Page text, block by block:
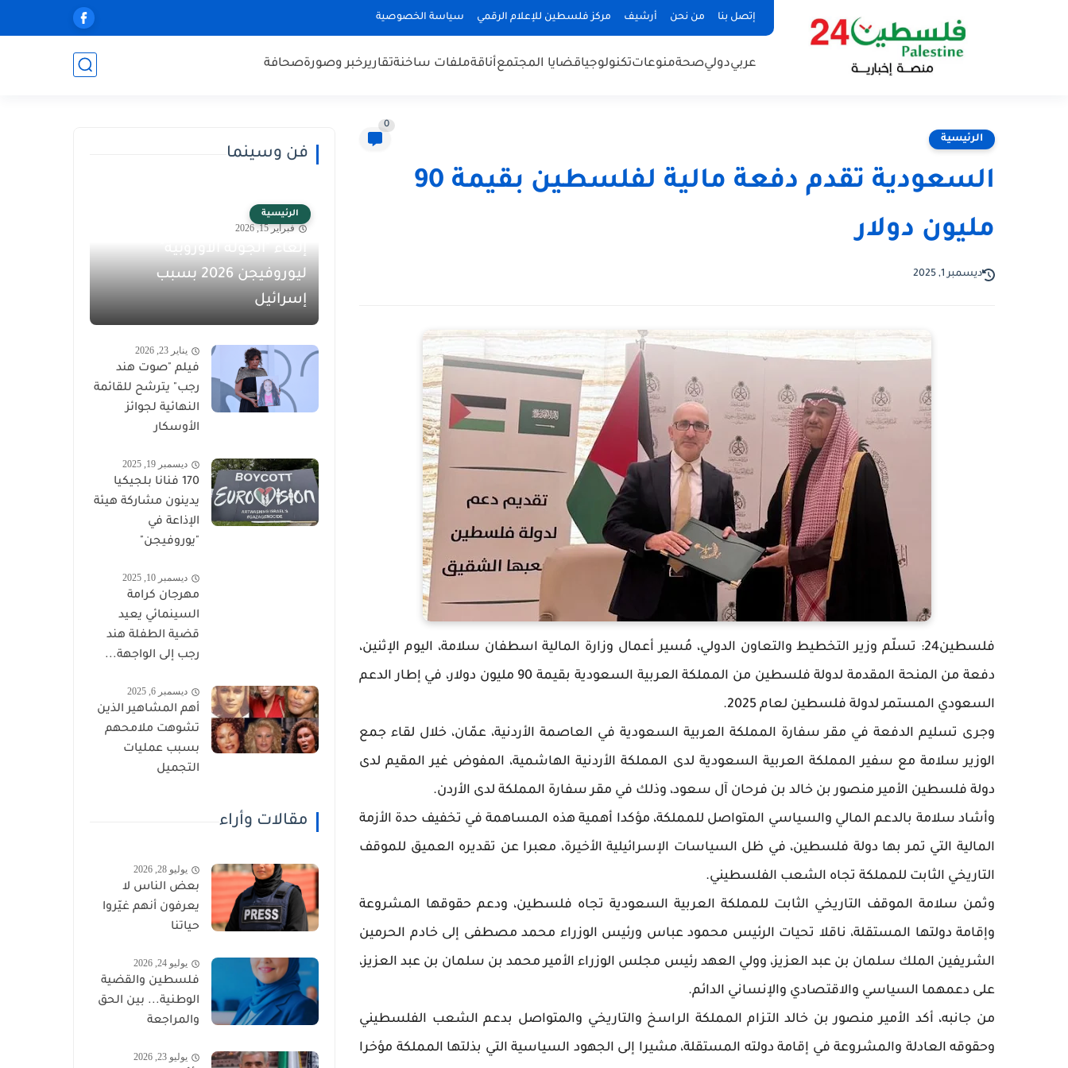
إتصل بنا من نحن أرشيف مركز فلسطين للإعلام الرقمي سياسة الخصوصية
عربيدوليصحةمنوعاتتكنولوجياقضايا المجتمعأناقةملفات ساخنةتقاريرخبر وصورةصحافة
الرئيسية
0
السعودية تقدم دفعة مالية لفلسطين بقيمة 90
مليون دولار
ديسمبر 1, 2025
فلسطين24: تسلّم وزير التخطيط والتعاون الدولي، مُسير أعمال وزارة المالية اسطفان سلامة، اليوم الإثنين،
دفعة من المنحة المقدمة لدولة فلسطين من المملكة العربية السعودية بقيمة 90 مليون دولار، في إطار الدعم
السعودي المستمر لدولة فلسطين لعام 2025.
وجرى تسليم الدفعة في مقر سفارة المملكة العربية السعودية في العاصمة الأردنية، عمّان، خلال لقاء جمع
الوزير سلامة مع سفير المملكة العربية السعودية لدى المملكة الأردنية الهاشمية، المفوض غير المقيم لدى
دولة فلسطين الأمير منصور بن خالد بن فرحان آل سعود، وذلك في مقر سفارة المملكة لدى الأردن.
وأشاد سلامة بالدعم المالي والسياسي المتواصل للمملكة، مؤكدا أهمية هذه المساهمة في تخفيف حدة الأزمة
المالية التي تمر بها دولة فلسطين، في ظل السياسات الإسرائيلية الأخيرة، معبرا عن تقديره العميق للموقف
التاريخي الثابت للمملكة تجاه الشعب الفلسطيني.
وثمن سلامة الموقف التاريخي الثابت للمملكة العربية السعودية تجاه فلسطين، ودعم حقوقها المشروعة
وإقامة دولتها المستقلة، ناقلا تحيات الرئيس محمود عباس ورئيس الوزراء محمد مصطفى إلى خادم الحرمين
الشريفين الملك سلمان بن عبد العزيز، وولي العهد رئيس مجلس الوزراء الأمير محمد بن سلمان بن عبد العزيز،
على دعمهما السياسي والاقتصادي والإنساني الدائم.
من جانبه، أكد الأمير منصور بن خالد التزام المملكة الراسخ والتاريخي والمتواصل بدعم الشعب الفلسطيني
وحقوقه العادلة والمشروعة في إقامة دولته المستقلة، مشيرا إلى الجهود السياسية التي بذلتها المملكة مؤخرا
فن وسينما
الرئيسية
فبراير 15, 2026
إلغاء "الجولة الأوروبية"
ليوروفيجن 2026 بسبب
إسرائيل
يناير 23, 2026
فيلم "صوت هند
رجب" يترشح للقائمة
النهائية لجوائز
الأوسكار
ديسمبر 19, 2025
170 فنانا بلجيكيا
يدينون مشاركة هيئة
الإذاعة في
"يوروفيجن"
ديسمبر 10, 2025
مهرجان كرامة
السينمائي يعيد
قضية الطفلة هند
رجب إلى الواجهة...
ديسمبر 6, 2025
أهم المشاهير الذين
تشوهت ملامحهم
بسبب عمليات
التجميل
مقالات وأراء
يوليو 28, 2026
بعض الناس لا
يعرفون أنهم غيّروا
حياتنا
يوليو 24, 2026
فلسطين والقضية
الوطنية... بين الحق
والمراجعة
يوليو 23, 2026